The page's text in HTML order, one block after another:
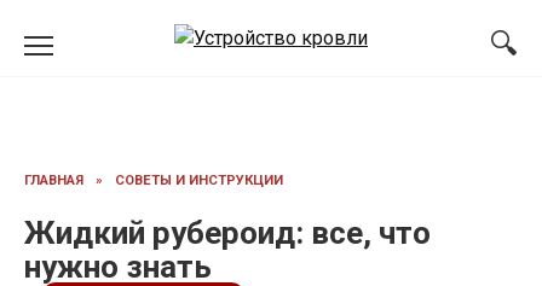
ГЛАВНАЯ » СОВЕТЫ И ИНСТРУКЦИИ
Жидкий рубероид: все, что
нужно знать